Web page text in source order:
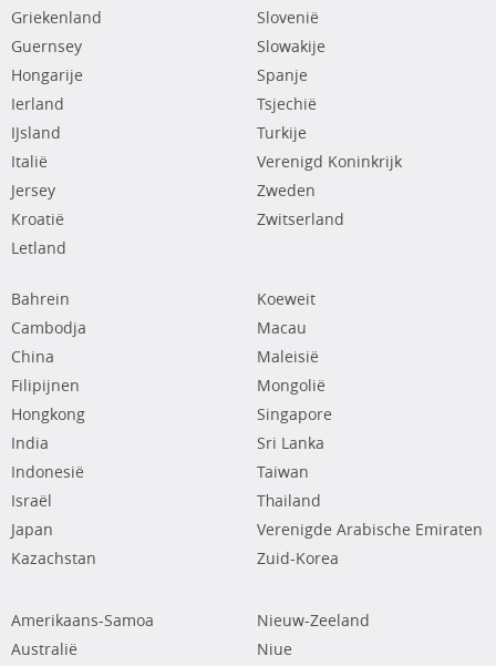
Griekenland
Guernsey
Hongarije
Ierland
IJsland
Italië
Jersey
Kroatië
Letland
Slovenië
Slowakije
Spanje
Tsjechië
Turkije
Verenigd Koninkrijk
Zweden
Zwitserland
Bahrein
Cambodja
China
Filipijnen
Hongkong
India
Indonesië
Israël
Japan
Kazachstan
Koeweit
Macau
Maleisië
Mongolië
Singapore
Sri Lanka
Taiwan
Thailand
Verenigde Arabische Emiraten
Zuid-Korea
Amerikaans-Samoa
Australië
Nieuw-Zeeland
Niue